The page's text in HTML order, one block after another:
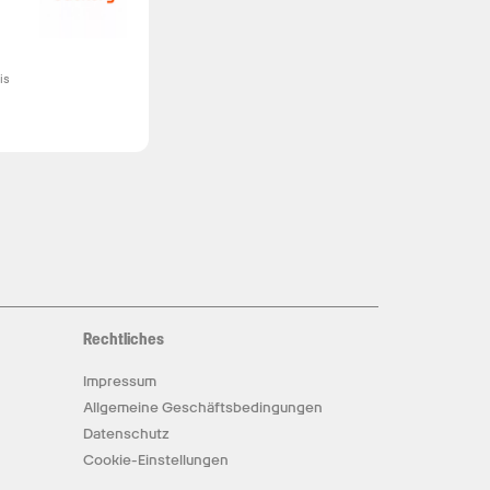
Rechtliches
Impressum
Allgemeine Geschäftsbedingungen
Datenschutz
Cookie-Einstellungen